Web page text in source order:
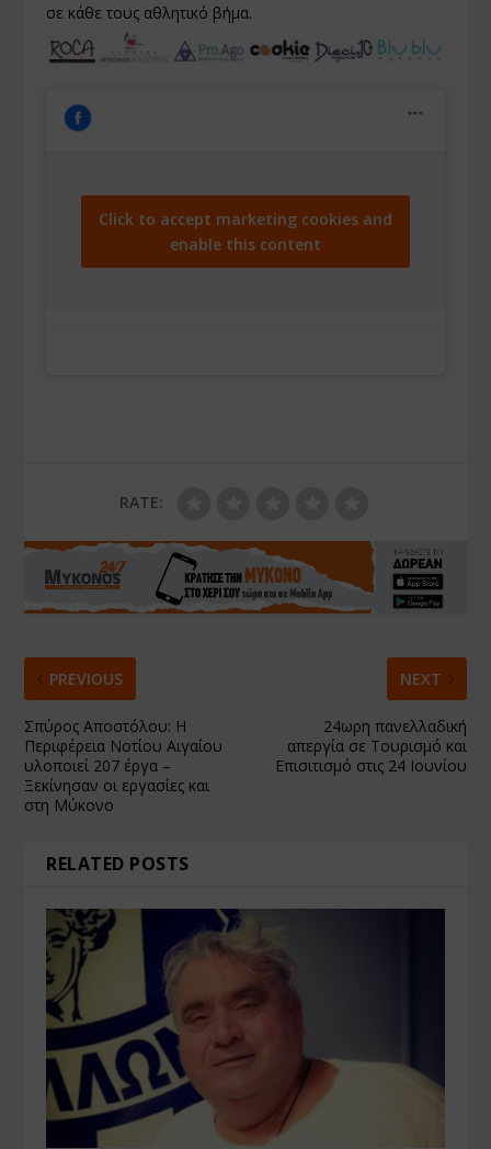
σε κάθε τους αθλητικό βήμα.
Click to accept marketing cookies and
enable this content
RATE:
PREVIOUS
Σπύρος Αποστόλου: Η
Περιφέρεια Νοτίου Αιγαίου
υλοποιεί 207 έργα –
Ξεκίνησαν οι εργασίες και
στη Μύκονο
NEXT
24ωρη πανελλαδική
απεργία σε Τουρισμό και
Επισιτισμό στις 24 Ιουνίου
RELATED POSTS